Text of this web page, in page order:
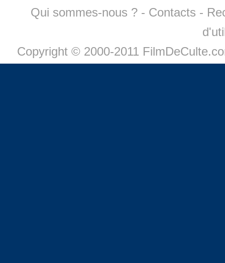
Qui sommes-nous ? - Contacts -
Copyright © 2000-2011